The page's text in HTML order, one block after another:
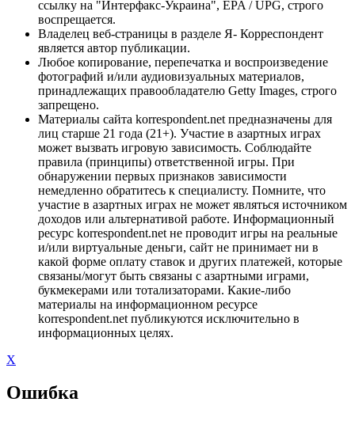
ссылку на "Интерфакс-Украина", EPA / UPG, строго
воспрещается.
Владелец веб-страницы в разделе Я- Корреспондент
является автор публикации.
Любое копирование, перепечатка и воспроизведение
фотографий и/или аудиовизуальных материалов,
принадлежащих правообладателю Getty Images, строго
запрещено.
Материалы сайта korrespondent.net предназначены для
лиц старше 21 года (21+). Участие в азартных играх
может вызвать игровую зависимость. Соблюдайте
правила (принципы) ответственной игры. При
обнаружении первых признаков зависимости
немедленно обратитесь к специалисту. Помните, что
участие в азартных играх не может являться источником
доходов или альтернативой работе. Информационный
ресурс korrespondent.net не проводит игры на реальные
и/или виртуальные деньги, сайт не принимает ни в
какой форме оплату ставок и других платежей, которые
связаны/могут быть связаны с азартными играми,
букмекерами или тотализаторами. Какие-либо
материалы на информационном ресурсе
korrespondent.net публикуются исключительно в
информационных целях.
X
Ошибка